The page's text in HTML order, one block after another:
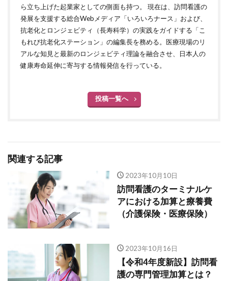
ら立ち上げた起業家としての側面も持つ。 現在は、訪問看護の
発展を支援する総合Webメディア「いろいろナース」および、
抗老化とロンジェビティ（長寿科学）の実践をガイドする「こ
もれび抗老化ステーション」の編集長を務める。医療現場のリ
アルな知見と最新のロンジェビティ理論を融合させ、日本人の
健康寿命延伸に寄与する情報発信を行っている。
投稿一覧へ
関連する記事
2023年10月10日
訪問看護のターミナルケ
アにおける加算と療養費
（介護保険・医療保険）
2023年10月16日
【令和4年度新設】訪問看
護の専門管理加算とは？